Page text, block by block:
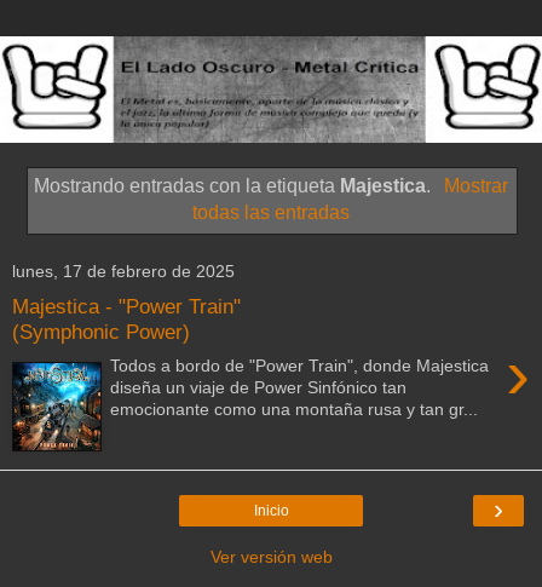
Mostrando entradas con la etiqueta Majestica.
Mostrar
todas las entradas
lunes, 17 de febrero de 2025
Majestica - "Power Train"
(Symphonic Power)
›
Todos a bordo de "Power Train", donde Majestica
diseña un viaje de Power Sinfónico tan
emocionante como una montaña rusa y tan gr...
›
Inicio
Ver versión web